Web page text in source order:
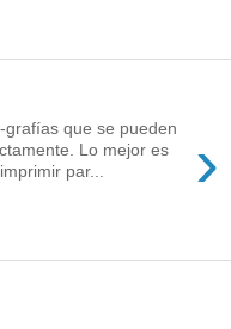
›
grafías que se pueden
Lo mejor es
par...